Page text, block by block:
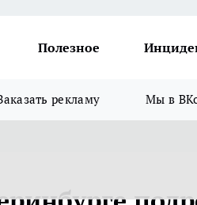
Полезное
рекламу Мы в